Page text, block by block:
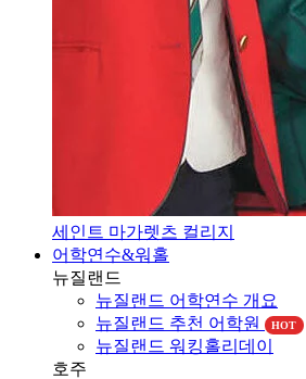
세인트 마가렛츠 컬리지
어학연수&워홀
뉴질랜드
뉴질랜드 어학연수 개요
뉴질랜드 추천 어학원
HOT
뉴질랜드 워킹홀리데이
호주